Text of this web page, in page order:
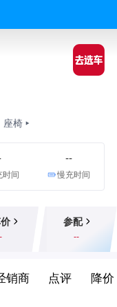
座椅
时间
--
慢充时间
参配
--
销商 点评 降价